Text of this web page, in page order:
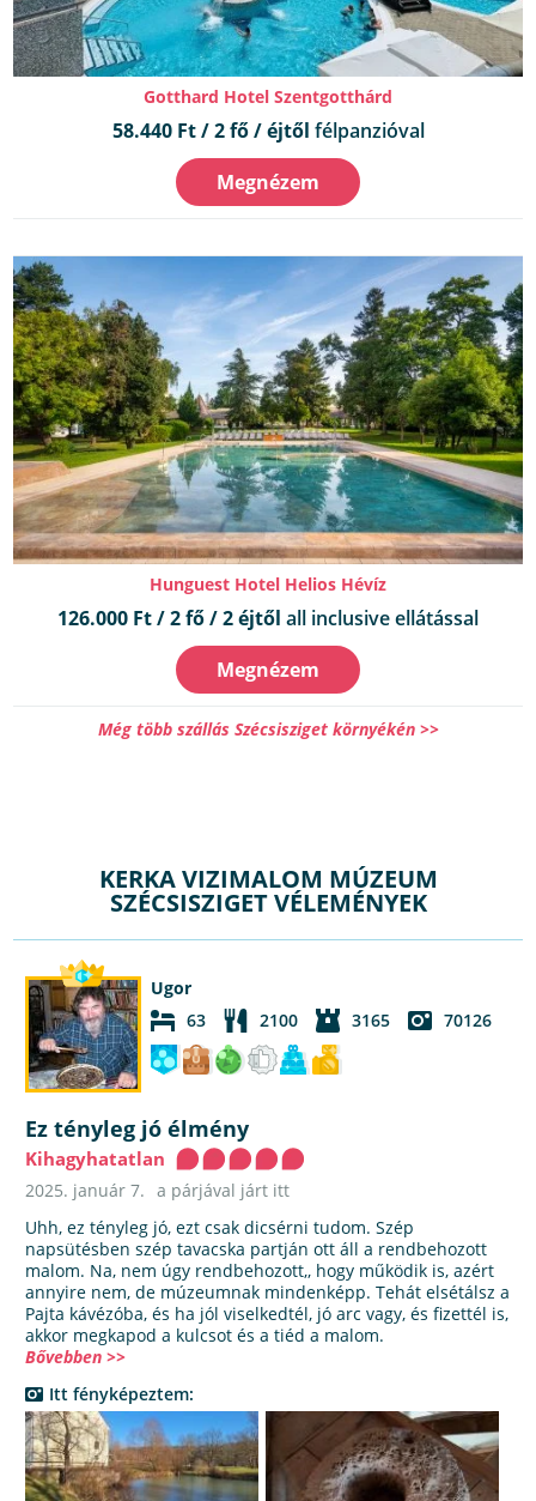
Gotthard Hotel Szentgotthárd
58.440 Ft / 2 fő / éjtől félpanzióval
Megnézem
Hunguest Hotel Helios Hévíz
126.000 Ft / 2 fő / 2 éjtől all inclusive ellátással
Megnézem
Még több szállás Szécsisziget környékén >>
KERKA VIZIMALOM MÚZEUM
SZÉCSISZIGET VÉLEMÉNYEK
Ugor
63
2100 3165 70126
Ez tényleg jó élmény
Kihagyhatatlan
2025. január 7. a párjával járt itt
Uhh, ez tényleg jó, ezt csak dicsérni tudom. Szép
napsütésben szép tavacska partján ott áll a rendbehozott
malom. Na, nem úgy rendbehozott,, hogy működik is, azért
annyire nem, de múzeumnak mindenképp. Tehát elsétálsz a
Pajta kávézóba, és ha jól viselkedtél, jó arc vagy, és fizettél is,
akkor megkapod a kulcsot és a tiéd a malom.
Bővebben >>
Itt fényképeztem: